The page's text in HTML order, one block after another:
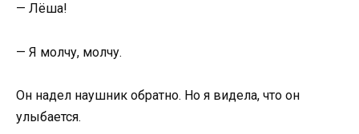
— Лёша!
— Я молчу, молчу.
Он надел наушник обратно. Но я видела, что он
улыбается.